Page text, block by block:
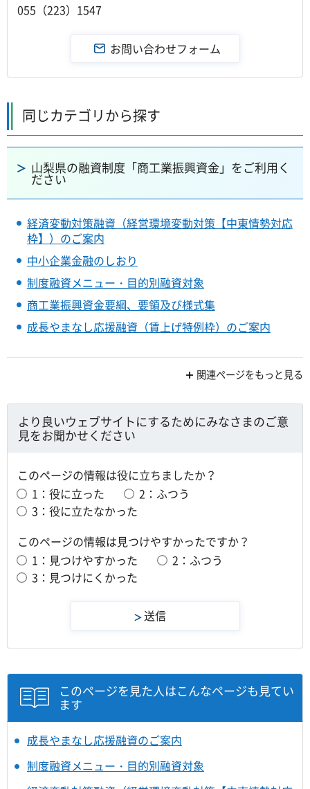
055（223）1547
同じカテゴリから探す
山梨県の融資制度「商工業振興資金」をご利用く
ださい
経済変動対策融資（経営環境変動対策【中東情勢対応
枠】）のご案内
中小企業金融のしおり
制度融資メニュー・目的別融資対象
商工業振興資金要綱、要領及び様式集
成長やまなし応援融資（賃上げ特例枠）のご案内
関連ページをもっと見る
より良いウェブサイトにするためにみなさまのご意
見をお聞かせください
このページの情報は役に立ちましたか？
1：役に立った
2：ふつう
3：役に立たなかった
このページの情報は見つけやすかったですか？
1：見つけやすかった
2：ふつう
3：見つけにくかった
このページを見た人はこんなページも見てい
ます
成長やまなし応援融資のご案内
制度融資メニュー・目的別融資対象